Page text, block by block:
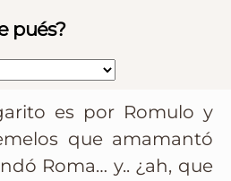
es por Romulo y
que amamantó
Roma… y.. ¿ah, que
pués?